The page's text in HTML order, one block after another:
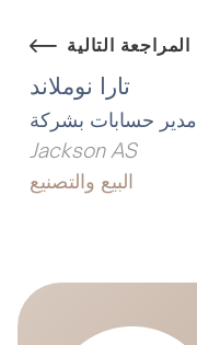
المراجعة التالية
تارا نوملاند
مدير حسابات بشركة
Jackson AS
البيع والتصنيع